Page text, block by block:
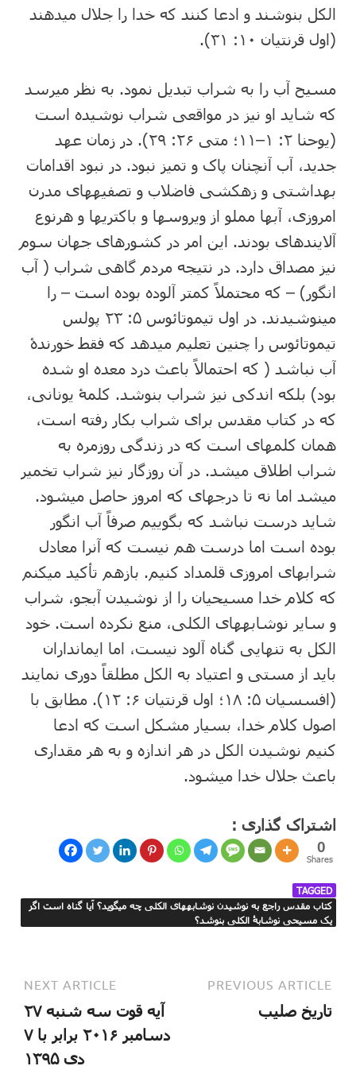
الکل بنوشند و ادعا کنند که خدا را جلال می⁯دهند
(اول قرنتیان ۱۰: ۳۱).
مسیح آب را به شراب تبدیل نمود. به نظر می⁯رسد
که شاید او نیز در مواقعی شراب نوشیده است
(یوحنا ۲: ۱–۱۱؛ متی ۲۶: ۲۹). در زمان عهد
جدید، آب آنچنان پاک و تمیز نبود. در نبود اقدامات
بهداشتی و زهکشی فاضلاب و تصفیه⁯های مدرن
امروزی، آبها مملو از ویروسها و باکتریها و هرنوع
آلاینده⁯ای بودند. این امر در کشورهای جهان سوم
نیز مصداق دارد. در نتیجه مردم گاهی شراب ( آب
انگور) – که محتملاً کمتر آلوده بوده است – را
می⁯نوشیدند. در اول تیموتائوس ۵: ۲۳ پولس
تیموتائوس را چنین تعلیم می⁯دهد که فقط خورندۀ
آب نباشد ( که احتمالاً باعث درد معده او شده
بود) بلکه اندکی نیز شراب بنوشد. کلمۀ یونانی،
که در کتاب مقدس برای شراب بکار رفته است،
همان کلمه⁯ای است که در زندگی روزمره به
شراب اطلاق می⁯شد. در آن روزگار نیز شراب تخمیر
می⁯شد اما نه تا درجه⁯ای که امروز حاصل می⁯شود.
شاید درست نباشد که بگوییم صرفاً آب انگور
بوده است اما درست هم نیست که آنرا معادل
شراب⁯های امروزی قلمداد کنیم. بازهم تأکید می⁯کنم
که کلام خدا مسیحیان را از نوشیدن آبجو، شراب
و سایر نوشابه⁯های الکلی، منع نکرده است. خود
الکل به تنهایی گناه آلود نیست، اما ایمانداران
باید از مستی و اعتیاد به الکل مطلقاً دوری نمایند
(افسسیان ۵: ۱۸؛ اول قرنتیان ۶: ۱۲). مطابق با
اصول کلام خدا، بسیار مشکل است که ادعا
کنیم نوشیدن الکل در هر اندازه و به هر مقداری
باعث جلال خدا می⁯شود.
اشتراک گذاری :
0
Shares
TAGGED
کتاب مقدس راجع به نوشیدن نوشابه⁯های الکلی چه می⁯گوید؟ آیا گناه است اگر
یک مسیحی نوشابۀ الکلی⁯ بنوشد؟
PREVIOUS ARTICLE
تاریخ صلیب
NEXT ARTICLE
آیه قوت سه شنبه ۲۷
دسامبر ۲۰۱۶ برابر با ۷
دی ۱۳۹۵